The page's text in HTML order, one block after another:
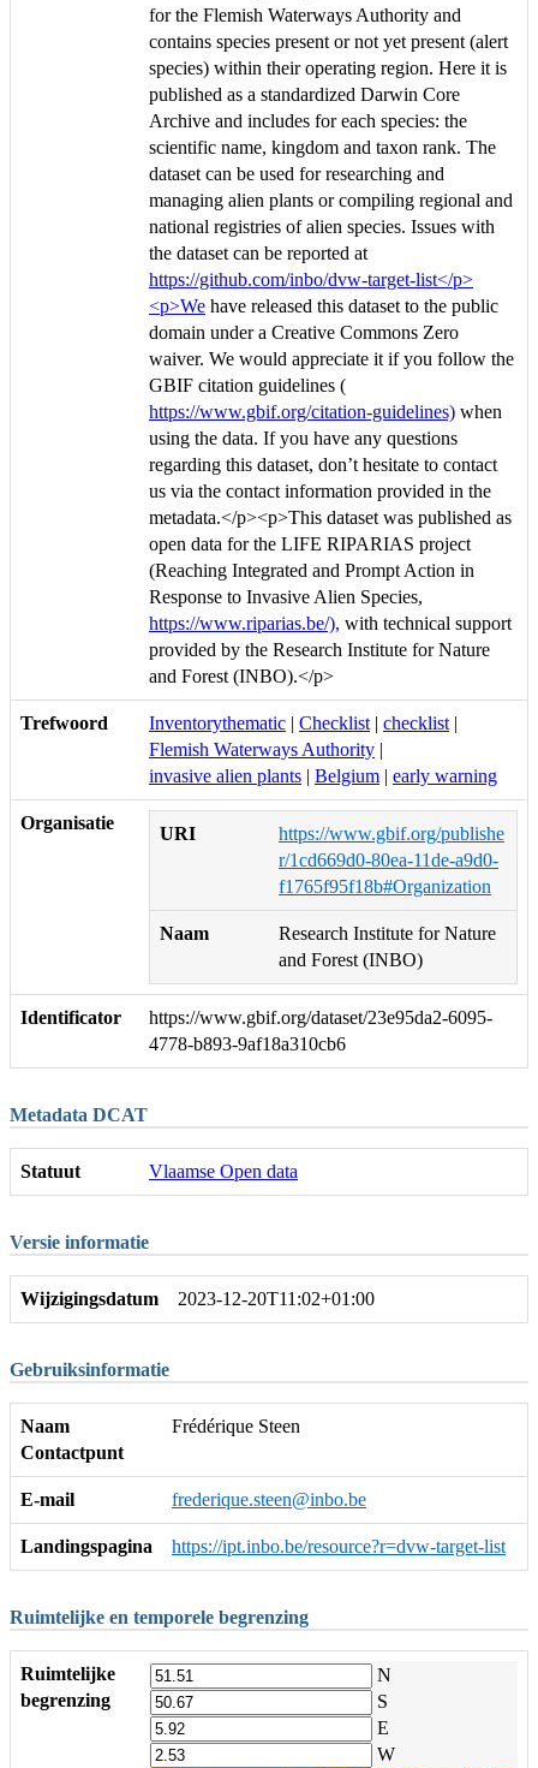
for the Flemish Waterways Authority and
contains species present or not yet present (alert
species) within their operating region. Here it is
published as a standardized Darwin Core
Archive and includes for each species: the
scientific name, kingdom and taxon rank. The
dataset can be used for researching and
managing alien plants or compiling regional and
national registries of alien species. Issues with
the dataset can be reported at
https://github.com/inbo/dvw-target-list</p>
<p>We have released this dataset to the public
domain under a Creative Commons Zero
waiver. We would appreciate it if you follow the
GBIF citation guidelines (
https://www.gbif.org/citation-guidelines) when
using the data. If you have any questions
regarding this dataset, don’t hesitate to contact
us via the contact information provided in the
metadata.</p><p>This dataset was published as
open data for the LIFE RIPARIAS project
(Reaching Integrated and Prompt Action in
Response to Invasive Alien Species,
https://www.riparias.be/), with technical support
provided by the Research Institute for Nature
and Forest (INBO).</p>
Trefwoord Inventorythematic | Checklist | checklist |
Flemish Waterways Authority |
invasive alien plants | Belgium | early warning
Organisatie
URI
https://www.gbif.org/publishe
r/1cd669d0-80ea-11de-a9d0-
f1765f95f18b#Organization
Naam
Research Institute for Nature
and Forest (INBO)
Identificator
https://www.gbif.org/dataset/23e95da2-6095-
4778-b893-9af18a310cb6
Metadata DCAT
Statuut Vlaamse Open data
Versie informatie
Wijzigingsdatum 2023-12-20T11:02+01:00
Gebruiksinformatie
Naam
Contactpunt
Frédérique Steen
E-mail frederique.steen@inbo.be
Landingspagina https://ipt.inbo.be/resource?r=dvw-target-list
Ruimtelijke en temporele begrenzing
Ruimtelijke
begrenzing
N
S
E
W